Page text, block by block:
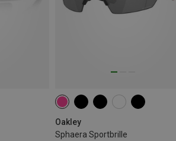
Oakley
Sphaera Sportbrille